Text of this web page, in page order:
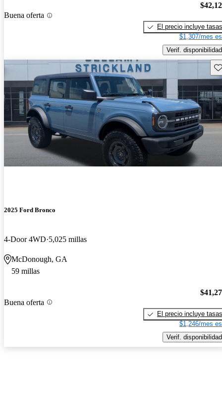
Buena oferta
El precio incluye tasas
$1,307/mes
Verif. disponibilidad
2025 Ford Bronco
4-Door 4WD 5,025 millas
McDonough, GA
59 millas
Buena oferta
El precio incluye tasas
$1,246/mes
Verif. disponibilidad